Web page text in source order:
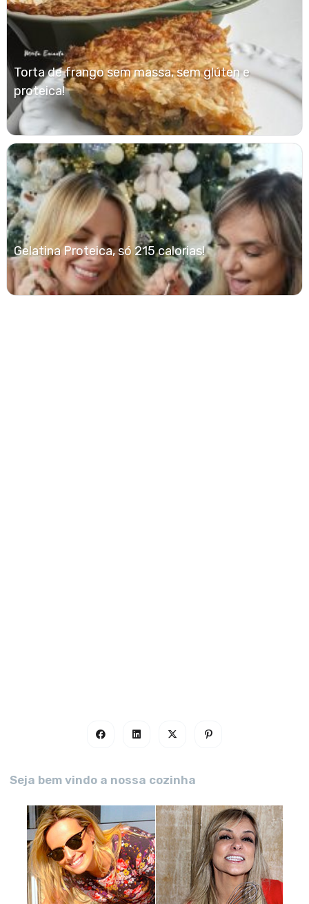
Torta de frango sem massa, sem glúten e
proteica!
Gelatina Proteica, só 215 calorias!
Seja bem vindo a nossa cozinha